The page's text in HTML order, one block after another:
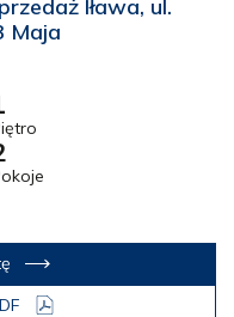
Iława, ul.
Maja